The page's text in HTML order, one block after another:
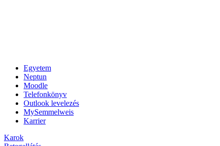
Egyetem
Neptun
Moodle
Telefonkönyv
Outlook levelezés
MySemmelweis
Karrier
Karok